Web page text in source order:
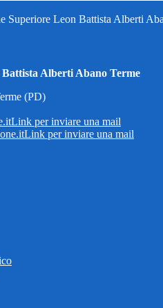
Superiore Leon Battista Alberti
Alberti Abano Terme
(PD)
Link per inviare una mail
Link per inviare una mail